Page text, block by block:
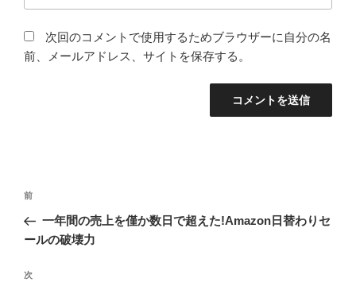
次回のコメントで使用するためブラウザーに自分の名
前、メールアドレス、サイトを保存する。
投
ナ
ゲ
前
の
投
前
一年間の売上を僅か数日で超えた!Amazon日替わりセ
ールの破壊力
次
次